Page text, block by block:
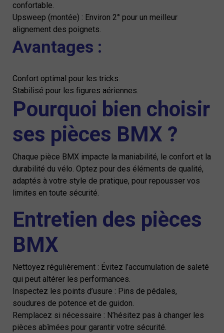
confortable.
Upsweep (montée) : Environ 2° pour un meilleur
alignement des poignets.
Avantages :
Confort optimal pour les tricks.
Stabilisé pour les figures aériennes.
Pourquoi bien choisir
ses pièces BMX ?
Chaque pièce BMX impacte la maniabilité, le confort et la
durabilité du vélo. Optez pour des éléments de qualité,
adaptés à votre style de pratique, pour repousser vos
limites en toute sécurité.
Entretien des pièces
BMX
Nettoyez régulièrement : Évitez l’accumulation de saleté
qui peut altérer les performances.
Inspectez les points d’usure : Pins de pédales,
soudures de potence et de guidon.
Remplacez si nécessaire : N’hésitez pas à changer les
pièces abîmées pour garantir votre sécurité.